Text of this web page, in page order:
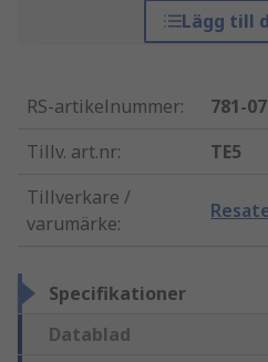
Lägg till
RS-artikelnummer:
781-
Tillv. art.nr:
TE5
Tillverkare /
varumärke:
Specifikationer
Datablad